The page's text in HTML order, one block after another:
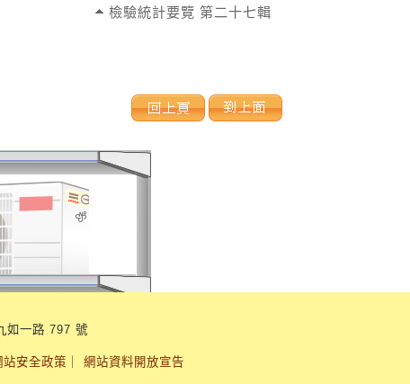
檢驗統計要覽 第二十七輯
如一路 797 號
站安全政策 網站資料開放宣告